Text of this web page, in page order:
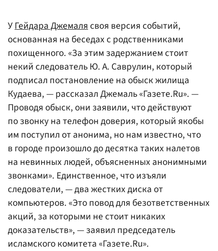
УГейдара Джемалясвоя версия событий,
основанная на беседах с родственниками
похищенного. «За этим задержанием стоит
некий следователь Ю. А. Саврулин, который
подписал постановление на обыск жилища
Кудаева, — рассказал Джемаль «Газете.Ru». —
Проводя обыск, они заявили, что действуют
по звонку на телефон доверия, который якобы
им поступил от анонима, но нам известно, что
в городе произошло до десятка таких налетов
на невинных людей, объясненных анонимными
звонками». Единственное, что изъяли
следователи, — два жестких диска от
компьютеров. «Это повод для безответственных
акций, за которыми не стоит никаких
доказательств», — заявил председатель
исламского комитета «Газете.Ru».